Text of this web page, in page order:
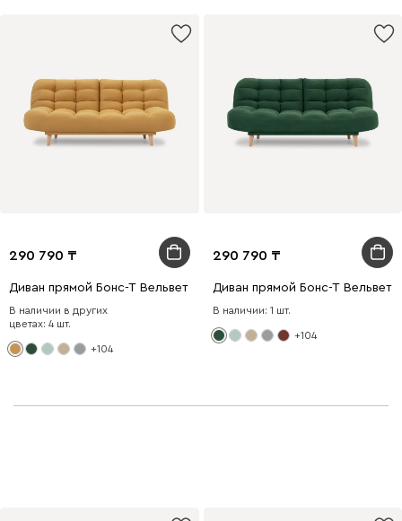
290 790
Диван прямой Бонс-Т Вельвет Желтый
В наличии в других
цветах: 4 шт.
+104
290 790
Диван прямой Бонс-Т Вельвет
В наличии: 1 шт.
+104